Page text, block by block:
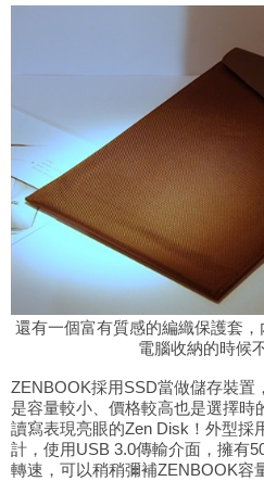
還有一個富有質感的編織保護套
電腦收納的時候
ZENBOOK採用SSD當做儲存裝置
是容量較小、價格較高也是選擇時
讀寫表現亮眼的Zen Disk！外型採
計，使用USB 3.0傳輸介面，擁有
轉速，可以稍稍彌補ZENBOOK容